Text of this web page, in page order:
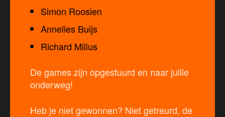
Simon Roosien
Annelies Buijs
Richard Milius
De games zijn opgestuurd en naar jullie
onderweg!
Heb je niet gewonnen? Niet getreurd, de